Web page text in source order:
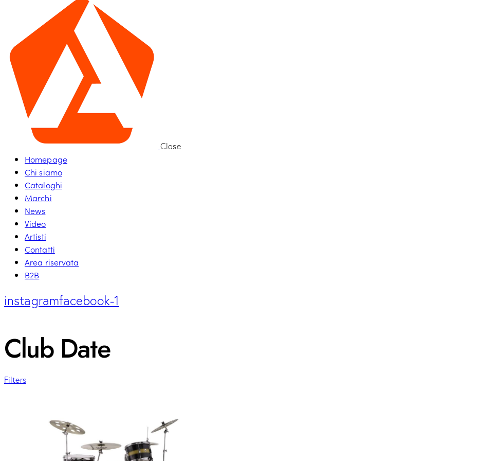
Close
Homepage
Chi siamo
Cataloghi
Marchi
News
Video
Artisti
Contatti
Area riservata
B2B
instagramfacebook-1
Club Date
Filters